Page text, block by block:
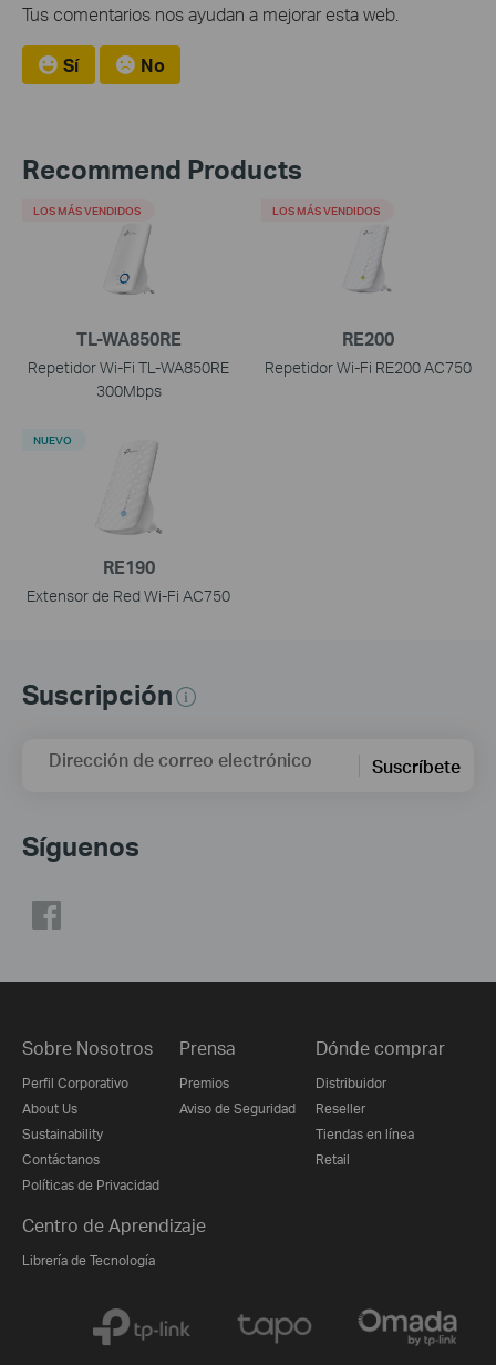
Tus comentarios nos ayudan a mejorar esta web.
Sí No
Recommend Products
TL-WA850RE
Repetidor Wi-Fi TL-WA850RE
300Mbps
LOS MÁS VENDIDOS
RE200
Repetidor Wi-Fi RE200 AC750
LOS MÁS VENDIDOS
RE190
Extensor de Red Wi-Fi AC750
NUEVO
Suscripción
Dirección de correo electrónico Suscríbete
Síguenos
Sobre Nosotros
Perfil Corporativo
About Us
Sustainability
Contáctanos
Políticas de Privacidad
Prensa
Premios
Aviso de Seguridad
Dónde comprar
Distribuidor
Reseller
Tiendas en línea
Retail
Centro de Aprendizaje
Librería de Tecnología